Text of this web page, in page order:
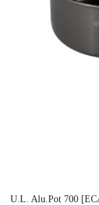
U.L. Alu.Pot 700